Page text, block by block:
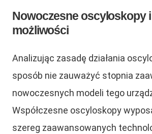
Nowoczesne oscyloskopy
możliwości
Analizując zasadę działania
sposób nie zauważyć stopnia
nowoczesnych modeli tego
Współczesne oscyloskopy
szereg zaawansowanych